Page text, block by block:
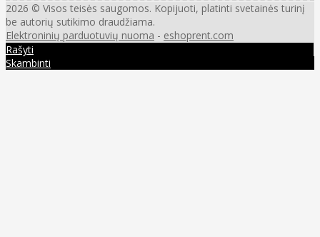
2026 © Visos teisės saugomos. Kopijuoti, platinti svetainės turinį
be autorių sutikimo draudžiama.
Elektroninių parduotuvių nuoma - eshoprent.com
Rašyti
Skambinti